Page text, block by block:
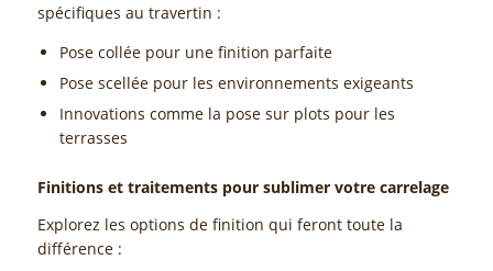
spécifiques au travertin :
Pose collée pour une finition parfaite
Pose scellée pour les environnements exigeants
Innovations comme la pose sur plots pour les
terrasses
Finitions et traitements pour sublimer votre carrelage
Explorez les options de finition qui feront toute la
différence :